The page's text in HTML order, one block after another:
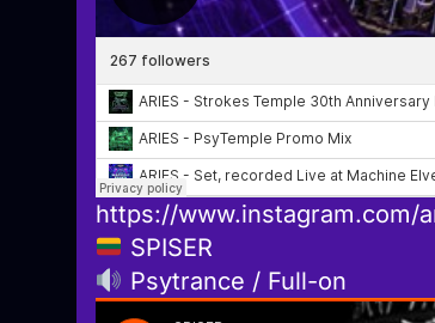
https://www.instagram.com/
SPISER
Psytrance / Full-on